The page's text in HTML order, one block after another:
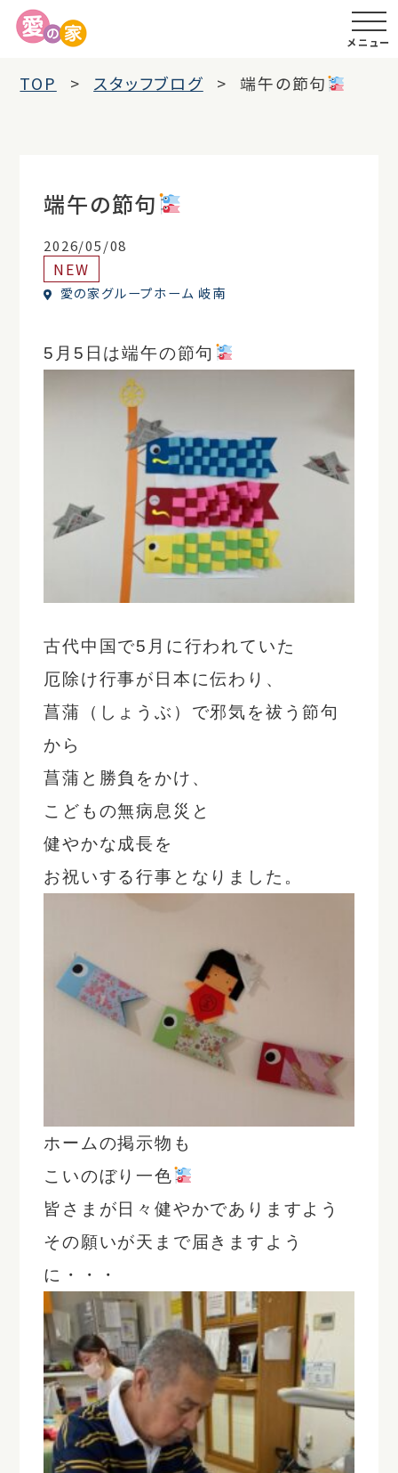
メニュー
TOP スタッフブログ 端午の節句
端午の節句
2026/05/08
NEW
愛の家グループホーム 岐南
5月5日は端午の節句
古代中国で5月に行われていた
厄除け行事が日本に伝わり、
菖蒲（しょうぶ）で邪気を祓う節句
から
菖蒲と勝負をかけ、
こどもの無病息災と
健やかな成長を
お祝いする行事となりました。
ホームの掲示物も
こいのぼり一色
皆さまが日々健やかでありますよう
その願いが天まで届きますよう
に・・・